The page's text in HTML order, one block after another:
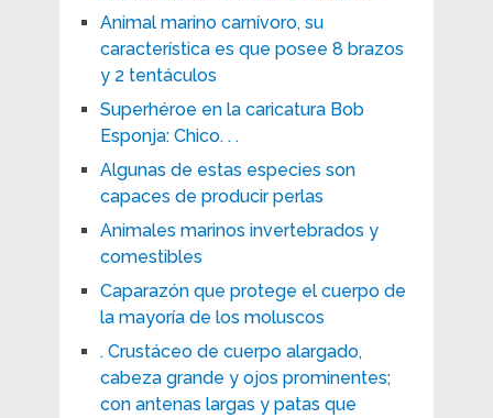
Animal marino carnívoro, su
característica es que posee 8 brazos
y 2 tentáculos
Superhéroe en la caricatura Bob
Esponja: Chico. . .
Algunas de estas especies son
capaces de producir perlas
Animales marinos invertebrados y
comestibles
Caparazón que protege el cuerpo de
la mayoría de los moluscos
. Crustáceo de cuerpo alargado,
cabeza grande y ojos prominentes;
con antenas largas y patas que